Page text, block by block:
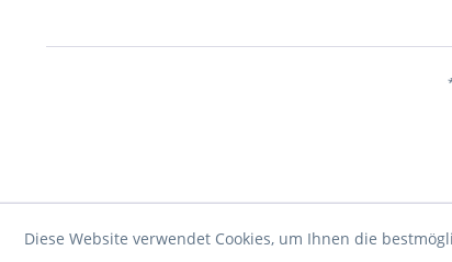
Diese Website verwendet Cookies, um Ihnen die